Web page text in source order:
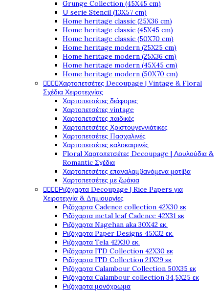
Grunge Collection (45X45 cm)
U serie Stencil (13X57 cm)
Home heritage classic (25X36 cm)
Home heritage classic (45X45 cm)
Home heritage classic (50X70 cm)
Home heritage modern (25X25 cm)
Home heritage modern (25X36 cm)
Home heritage modern (45X45 cm)
Home heritage modern (50X70 cm)
   Χαρτοπετσέτες Decoupage | Vintage & Floral
Σχέδια Χειροτεχνίας
Χαρτοπετσέτες διάφορες
Χαρτοπετσέτες vintage
Χαρτοπετσέτες παιδικές
Χαρτοπετσέτες Χριστουγεννιάτικες
Χαρτοπετσέτες Πασχαλινές
Χαρτοπετσέτες καλοκαιρινές
Floral Χαρτοπετσέτες Decoupage | Λουλούδια &
Romantic Σχέδια
Χαρτοπετσέτες επαναλαμβανόμενα μοτίβα
Χαρτοπετσέτες με ζωάκια
   Ριζόχαρτα Decoupage | Rice Papers για
Χειροτεχνία & Δημιουργίες
Ριζόχαρτα Cadence collection 42X30 εκ
Ριζόχαρτα metal leaf Cadence 42X31 εκ
Ριζόχαρτα Nagehan aka 30X42 εκ.
Ριζόχαρτα Paper Designs 45X32 εκ.
Ριζόχαρτα Tela 42Χ30 εκ.
Ριζόχαρτα ITD Collection 42X30 εκ
Ριζόχαρτα ITD Collection 21X29 εκ
Ριζόχαρτα Calambour Collection 50X35 εκ
Ριζόχαρτα Calambour collection 34,5X25 εκ
Ριζόχαρτα μονόχρωμα